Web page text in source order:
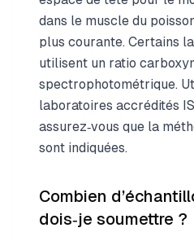
dans le muscle du
plus courante. Certains
utilisent un ratio
spectrophotométrique.
laboratoires accrédités
assurez‑vous que la
sont indiquées.
Combien
dois‑je soumettre ?